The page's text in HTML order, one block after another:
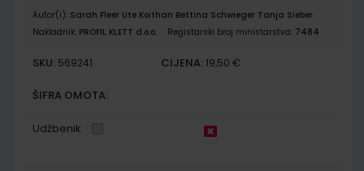
Autor(i): Sarah Fleer Ute Koithan Bettina Schwieger Tanja Sieber
Nakladnik: PROFIL KLETT d.o.o. Registarski broj ministarstva: 7484
SKU: 569241 CIJENA: 19,50 €
ŠIFRA OMOTA:
Udžbenik